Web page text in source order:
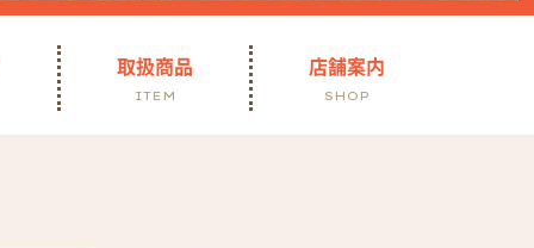
取扱商品
ITEM
店舗案内
SHOP